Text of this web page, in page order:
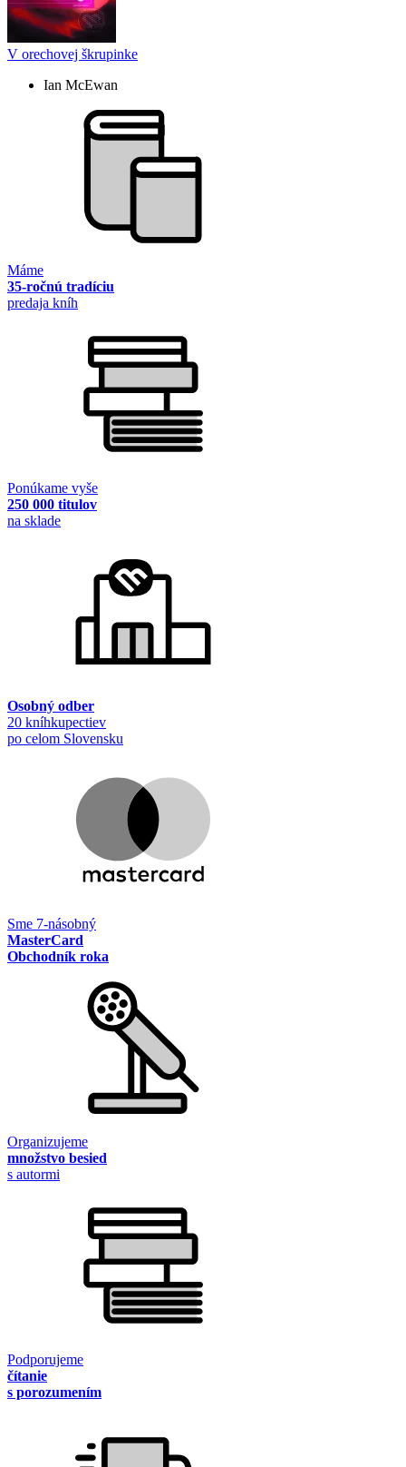
V orechovej škrupinke
Ian McEwan
Máme
35-ročnú tradíciu
predaja kníh
Ponúkame vyše
250 000 titulov
na sklade
Osobný odber
20 kníhkupectiev
po celom Slovensku
Sme 7-násobný
MasterCard
Obchodník roka
Organizujeme
množstvo besied
s autormi
Podporujeme
čítanie
s porozumením